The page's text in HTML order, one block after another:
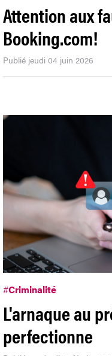
Attention aux
Booking.com!
Publié jeudi 04 juin 2026
#Criminalité
L'arnaque au
perfectionne